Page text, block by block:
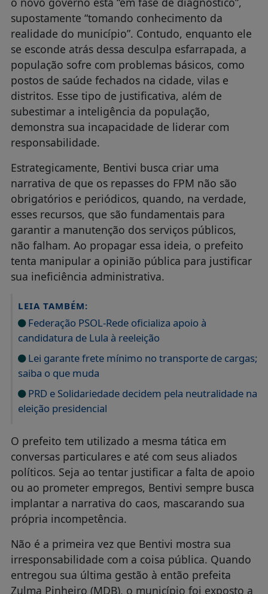
supostamente “tomando conhecimento da
realidade do município”. Contudo, enquanto ele
se esconde atrás dessa desculpa esfarrapada, a
população sofre com problemas básicos, como
postos de saúde fechados na cidade, vilas e
distritos. Esse tipo de justificativa, além de
subestimar a inteligência da população,
demonstra sua incapacidade de liderar com
responsabilidade.
Estrategicamente, Bentivi busca criar uma
narrativa de que os repasses do FPM não são
obrigatórios e periódicos, quando, na verdade,
esses recursos, que são fundamentais para
garantir a manutenção dos serviços públicos,
não falham. Ao propagar essa ideia, o prefeito
tenta manipular a opinião pública para justificar
sua ineficiência administrativa.
LEIA TAMBÉM:
Federação PSOL-Rede oficializa apoio à
candidatura de Lula à reeleição
Lei garante frete mínimo no transporte de cargas;
saiba o que muda
PRD e Solidariedade decidem pela neutralidade na
eleição presidencial
O prefeito tem utilizado a mesma tática em
conversas particulares e até com seus aliados
políticos. Seja ao tentar justificar a falta de apoio
ou ao prometer empregos, Bentivi sempre busca
implantar a narrativa do caos, mascarando sua
própria incompetência.
Não é a primeira vez que Bentivi mostra sua
irresponsabilidade com a coisa pública. Quando
entregou sua última gestão à então prefeita
Zulma Pinheiro (MDB), o município foi exposto a